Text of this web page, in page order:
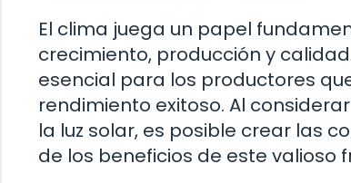
El clima juega un papel
crecimiento, producción y
esencial para los productores
rendimiento exitoso. Al
la luz solar, es posible crear las
de los beneficios de este valioso